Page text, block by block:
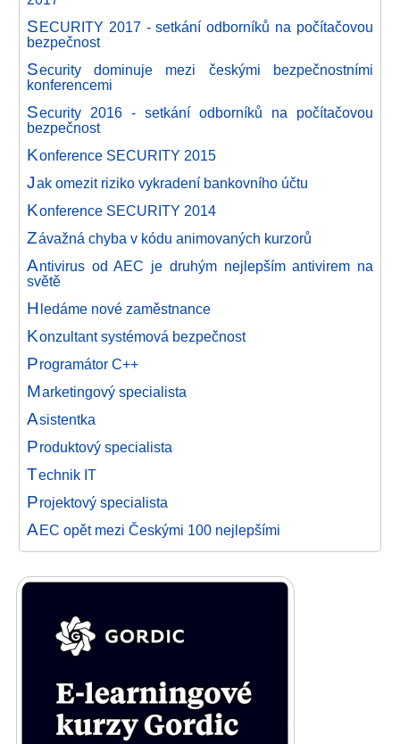
SECURITY 2017 - setkání odborníků na počítačovou
bezpečnost
Security dominuje mezi českými bezpečnostními
konferencemi
Security 2016 - setkání odborníků na počítačovou
bezpečnost
Konference SECURITY 2015
Jak omezit riziko vykradení bankovního účtu
Konference SECURITY 2014
Závažná chyba v kódu animovaných kurzorů
Antivirus od AEC je druhým nejlepším antivirem na
světě
Hledáme nové zaměstnance
Konzultant systémová bezpečnost
Programátor C++
Marketingový specialista
Asistentka
Produktový specialista
Technik IT
Projektový specialista
AEC opět mezi Českými 100 nejlepšími